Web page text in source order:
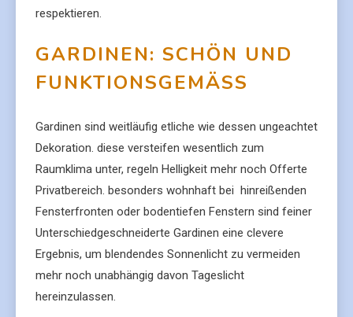
respektieren.
GARDINEN: SCHÖN UND
FUNKTIONSGEMÄSS
Gardinen sind weitläufig etliche wie dessen ungeachtet
Dekoration. diese versteifen wesentlich zum
Raumklima unter, regeln Helligkeit mehr noch Offerte
Privatbereich. besonders wohnhaft bei hinreißenden
Fensterfronten oder bodentiefen Fenstern sind feiner
Unterschiedgeschneiderte Gardinen eine clevere
Ergebnis, um blendendes Sonnenlicht zu vermeiden
mehr noch unabhängig davon Tageslicht
hereinzulassen.